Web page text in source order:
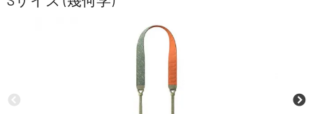
業務用ドローン・業務関連製品
水中ドローン(ROV)・水中スクーター